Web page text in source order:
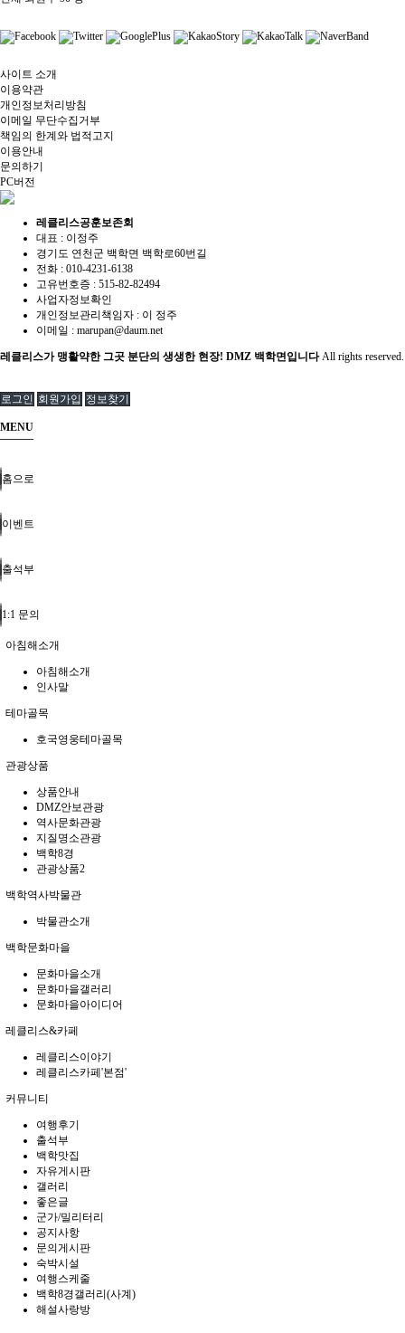
사이트 소개
이용약관
개인정보처리방침
이메일 무단수집거부
책임의 한계와 법적고지
이용안내
문의하기
PC버전
레클리스공훈보존회
대표 : 이정주
경기도 연천군 백학면 백학로60번길
전화 : 010-4231-6138
고유번호증 : 515-82-82494
사업자정보확인
개인정보관리책임자 : 이 정주
이메일 : marupan@daum.net
레클리스가 맹활약한 그곳 분단의 생생한 현장! DMZ 백학면입니다 All rights reserved.
로그인 회원가입 정보찾기
MENU
홈으로
이벤트
출석부
1:1 문의
아침해소개
아침해소개
인사말
테마골목
호국영웅테마골목
관광상품
상품안내
DMZ안보관광
역사문화관광
지질명소관광
백학8경
관광상품2
백학역사박물관
박물관소개
백학문화마을
문화마을소개
문화마을갤러리
문화마을아이디어
레클리스&카페
레클리스이야기
레클리스카페'본점'
커뮤니티
여행후기
출석부
백학맛집
자유게시판
갤러리
좋은글
군가/밀리터리
공지사항
문의게시판
숙박시설
여행스케줄
백학8경갤러리(사계)
해설사랑방